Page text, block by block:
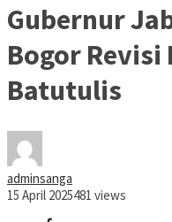
Gubernur
Bogor Revisi
Batutulis
adminsanga
15 April 2025481 views